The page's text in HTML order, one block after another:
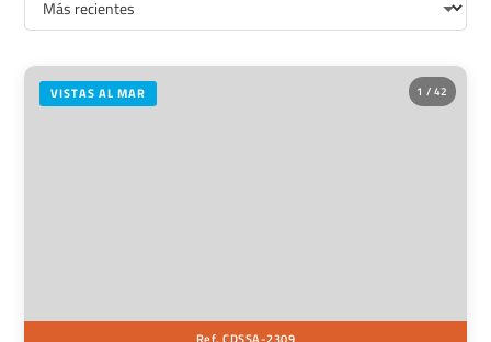
1 / 42
VISTAS AL MAR